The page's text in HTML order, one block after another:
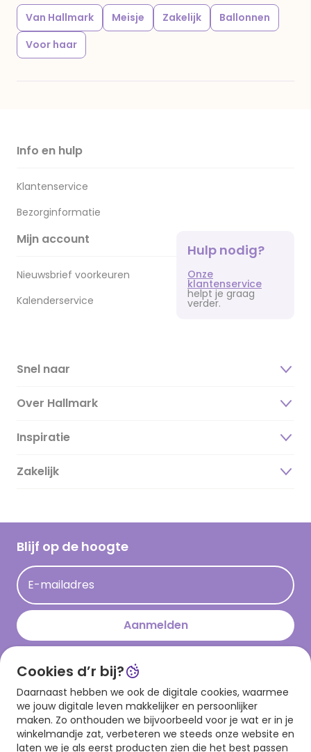
Van Hallmark Meisje Zakelijk
Ballonnen
Voor haar
Info en hulp
Klantenservice
Bezorginformatie
Mijn account
Nieuwsbrief voorkeuren
Kalenderservice
Hulp nodig?
Onze
klantenservice
helpt je graag
verder.
Snel naar
Over Hallmark
Over ons
Duurzaamheid
Hallmark Kaartclub
Acties
Persberichten
Inspiratie
Magazine
Cadeau inspiratie
Op kamp gedichten en versjes
Leuke en grappige op kamp teksten
kamppost inspiratie
Zakelijk
Blijf op de hoogte
E-mailadres
Aanmelden
Download onze app
Cookies d’r bij?
Daarnaast hebben we ook de digitale cookies, waarmee
we jouw digitale leven makkelijker en persoonlijker
maken. Zo onthouden we bijvoorbeeld voor je wat er in je
winkelmandje zat, verbeteren we steeds onze website en
laten we je als eerst producten zien die het best passen